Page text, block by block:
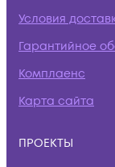
Условия
Гарантийное
Комплаенс
Карта сайта
ПРОЕКТЫ